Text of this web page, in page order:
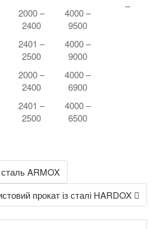
2000 –
2400
2401 –
2500
2000 –
2400
2401 –
2500
4000 –
9500
4000 –
9000
4000 –
6900
4000 –
6500
–
ARMOX
прокат із сталі HARDOX